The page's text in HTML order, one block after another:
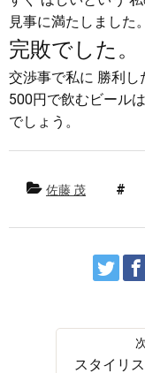
見事に満たしました。
完敗でした。
交渉事で私に 勝利し
500円で飲むビール
でしょう。
佐藤 茂
スタイリ